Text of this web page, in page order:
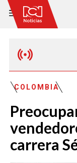
COLOMBIA
carrera